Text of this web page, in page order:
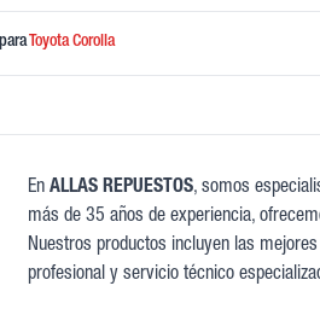
para ToyotaCorolla
En ALLAS REPUESTOS, somos
más de 35 años de experiencia,
Nuestros productos incluyen las
profesional y servicio técnico